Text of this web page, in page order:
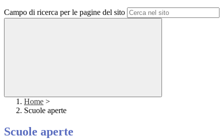
Campo di ricerca per le pagine del sito
Home >
Scuole aperte
Scuole aperte